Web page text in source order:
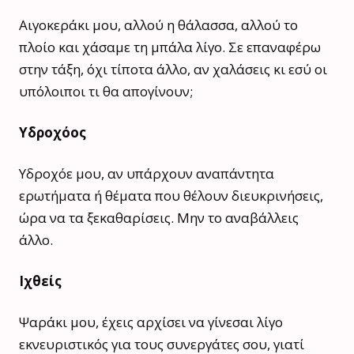
Αιγοκεράκι μου, αλλού η θάλασσα, αλλού το
πλοίο και χάσαμε τη μπάλα λίγο. Σε επαναφέρω
στην τάξη, όχι τίποτα άλλο, αν χαλάσεις κι εσύ οι
υπόλοιποι τι θα απογίνουν;
Υδροχόος
Υδροχόε μου, αν υπάρχουν αναπάντητα
ερωτήματα ή θέματα που θέλουν διευκρινήσεις,
ώρα να τα ξεκαθαρίσεις. Μην το αναβάλλεις
άλλο.
​Ιχθείς
Ψαράκι μου, έχεις αρχίσει να γίνεσαι λίγο
εκνευριστικός για τους συνεργάτες σου, γιατί